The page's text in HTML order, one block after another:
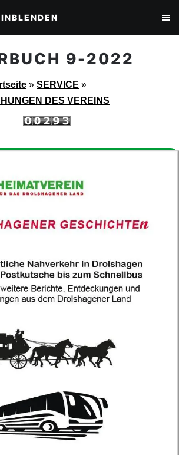
9-2022
» SERVICE »
DES VEREINS